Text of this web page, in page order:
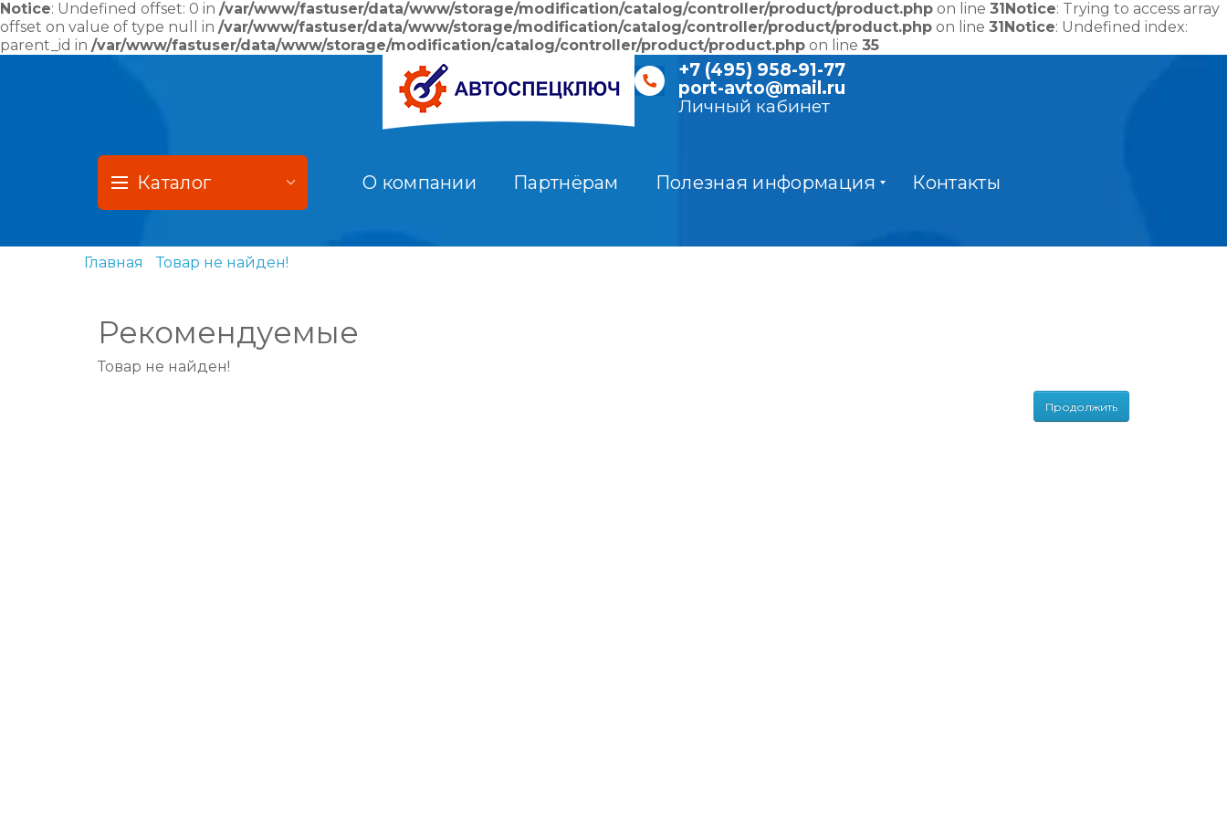
Notice: Undefined offset: 0 in /var/www/fastuser/data/www/storage/modification/catalog/controller/product/product.php on line 31Notice: Trying to access array
offset on value of type null in /var/www/fastuser/data/www/storage/modification/catalog/controller/product/product.php on line 31Notice: Undefined index:
parent_id in /var/www/fastuser/data/www/storage/modification/catalog/controller/product/product.php on line 35
+7 (495) 958-91-77
port-avto@mail.ru
Личный кабинет
Каталог О компании Партнёрам Полезная информация Контакты
Главная Товар не найден!
Рекомендуемые
Товар не найден!
Продолжить